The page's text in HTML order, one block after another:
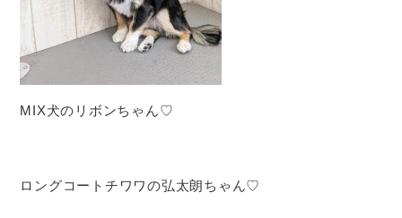
MIX犬のリボンちゃん♡
ロングコートチワワの弘太朗ちゃん♡